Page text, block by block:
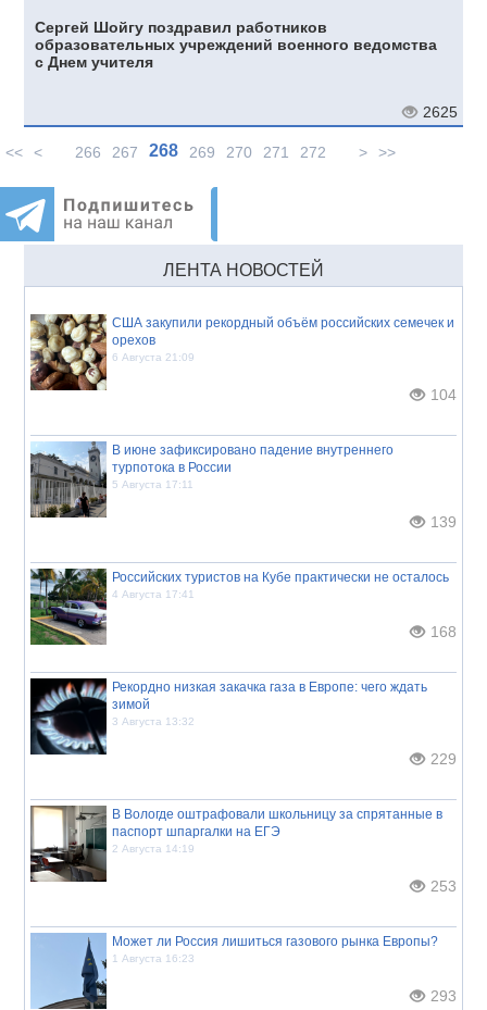
Сергей Шойгу поздравил работников
образовательных учреждений военного ведомства
с Днем учителя
2625
<< < 266 267 268 269 270 271 272 > >>
ЛЕНТА НОВОСТЕЙ
США закупили рекордный объём российских семечек и
орехов
6 Августа 21:09
104
В июне зафиксировано падение внутреннего
турпотока в России
5 Августа 17:11
139
Российских туристов на Кубе практически не осталось
4 Августа 17:41
168
Рекордно низкая закачка газа в Европе: чего ждать
зимой
3 Августа 13:32
229
В Вологде оштрафовали школьницу за спрятанные в
паспорт шпаргалки на ЕГЭ
2 Августа 14:19
253
Может ли Россия лишиться газового рынка Европы?
1 Августа 16:23
293